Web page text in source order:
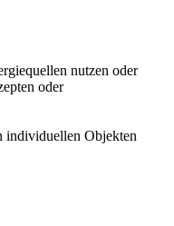
nutzen oder
oder
individuellen Objekten